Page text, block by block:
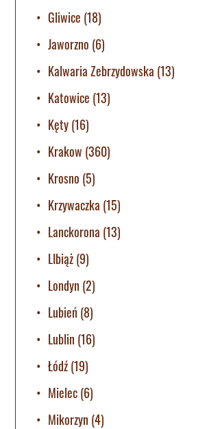
Gliwice (18)
Jaworzno (6)
Kalwaria Zebrzydowska (13)
Katowice (13)
Kęty(16)
Krakow (360)
Krosno (5)
Krzywaczka (15)
Lanckorona (13)
LIbiąż(9)
Londyn (2)
Lubień (8)
Lublin (16)
Łódź(19)
Mielec(6)
Mikorzyn (4)